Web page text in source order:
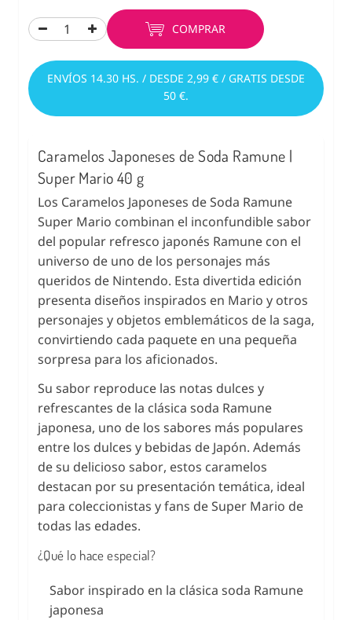
COMPRAR
ENVÍOS 14.30 HS. / DESDE 2,99 € / GRATIS DESDE
50 €.
Caramelos Japoneses de Soda Ramune |
Super Mario 40 g
Los Caramelos Japoneses de Soda Ramune
Super Mario combinan el inconfundible sabor
del popular refresco japonés Ramune con el
universo de uno de los personajes más
queridos de Nintendo. Esta divertida edición
presenta diseños inspirados en Mario y otros
personajes y objetos emblemáticos de la saga,
convirtiendo cada paquete en una pequeña
sorpresa para los aficionados.
Su sabor reproduce las notas dulces y
refrescantes de la clásica soda Ramune
japonesa, uno de los sabores más populares
entre los dulces y bebidas de Japón. Además
de su delicioso sabor, estos caramelos
destacan por su presentación temática, ideal
para coleccionistas y fans de Super Mario de
todas las edades.
¿Qué lo hace especial?
Sabor inspirado en la clásica soda Ramune
japonesa